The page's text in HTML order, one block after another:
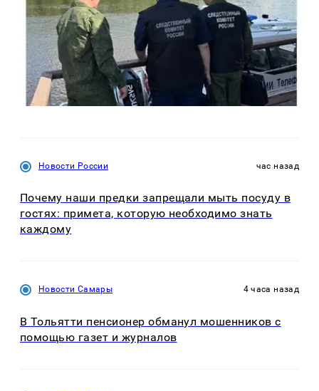
Новости России час назад
Почему наши предки запрещали мыть посуду в
гостях: примета, которую необходимо знать
каждому
Новости Самары 4 часа назад
В Тольятти пенсионер обманул мошенников с
помощью газет и журналов